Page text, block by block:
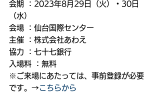
会期 ：2023年8月29日（火）・30日
（水）
会場 ：仙台国際センター
主催 ：株式会社あわえ
協力 ：七十七銀行
入場料 ：無料
※ご来場にあたっては、事前登録が必要
です。→ こちらから